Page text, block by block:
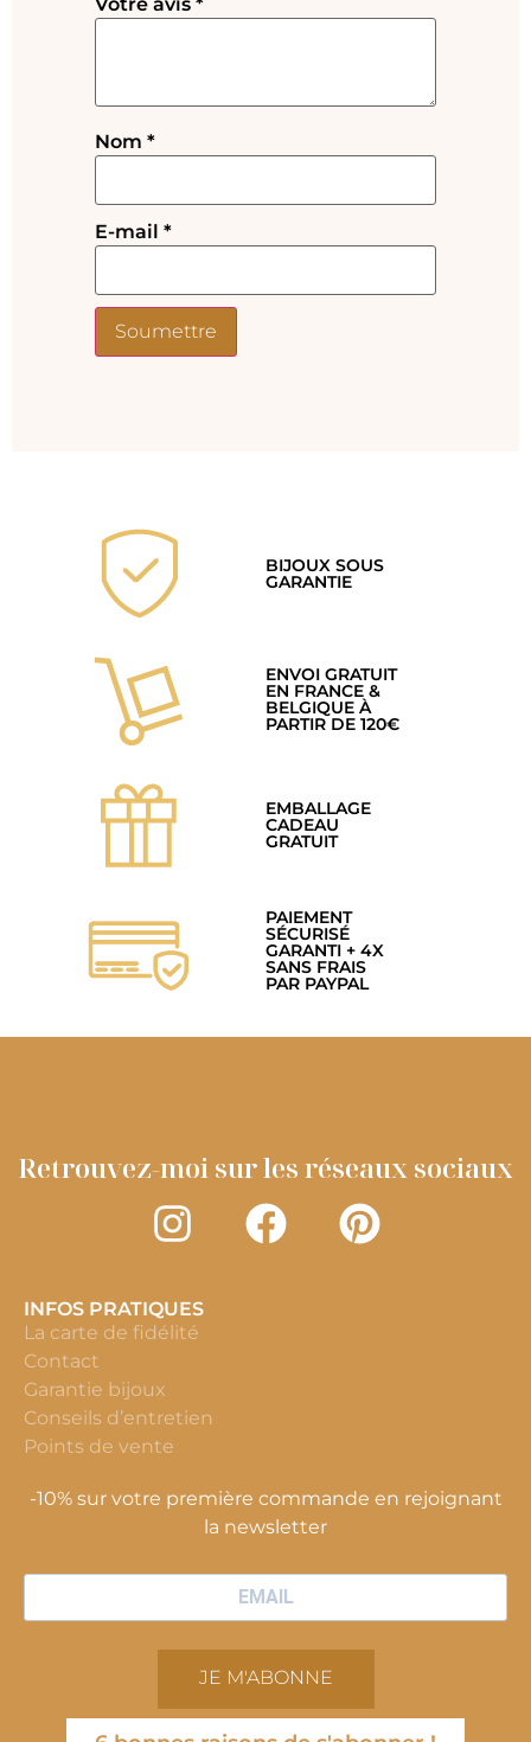
Nom *
E-mail *
BIJOUX SOUS
GARANTIE
ENVOI GRATUIT
EN FRANCE &
BELGIQUE À
PARTIR DE 120€
EMBALLAGE
CADEAU
GRATUIT
PAIEMENT
SÉCURISÉ
GARANTI + 4X
SANS FRAIS
PAR PAYPAL
Retrouvez-moi sur les réseaux sociaux
INFOS PRATIQUES
La carte de fidélité
Contact
Garantie bijoux
Conseils d’entretien
Points de vente
-10% sur votre première commande en rejoignant
la newsletter
JE M'ABONNE